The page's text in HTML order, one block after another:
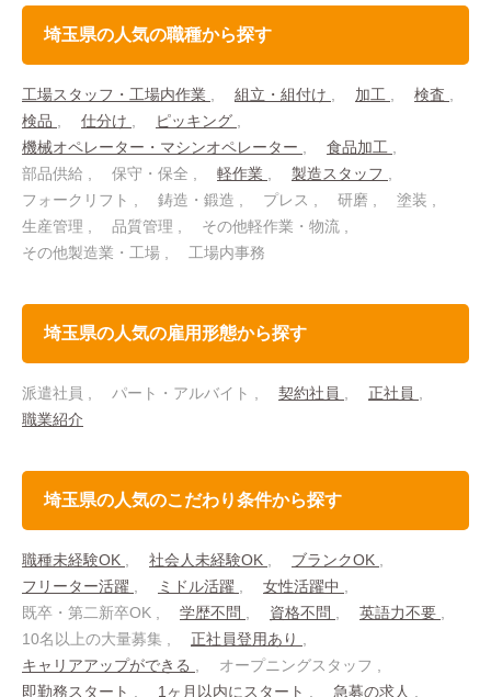
埼玉県の人気の職種から探す
工場スタッフ・工場内作業 組立・組付け 加工
検査
検品
仕分け
ピッキング
機械オペレーター・マシンオペレーター
食品加工
部品供給
保守・保全 軽作業
製造スタッフ
フォークリフト
鋳造・鍛造 プレス 研磨
塗装
生産管理
品質管理
その他軽作業・物流
その他製造業・工場
工場内事務
埼玉県の人気の雇用形態から探す
派遣社員 パート・アルバイト 契約社員
正社員
職業紹介
埼玉県の人気のこだわり条件から探す
職種未経験OK 社会人未経験OK
ブランクOK
フリーター活躍
ミドル活躍
女性活躍中
既卒・第二新卒OK
学歴不問 資格不問
英語力不要
10名以上の大量募集
正社員登用あり
キャリアアップができる
オープニングスタッフ
即勤務スタート
1ヶ月以内にスタート 急募の求人